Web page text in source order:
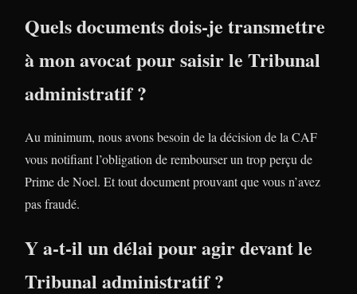
Quels documents dois-je transmettre
à mon avocat pour saisir le Tribunal
administratif ?
Au minimum, nous avons besoin de la décision de la CAF
vous notifiant l’obligation de rembourser un trop perçu de
Prime de Noel. Et tout document prouvant que vous n’avez
pas fraudé.
Y a-t-il un délai pour agir devant le
Tribunal administratif ?